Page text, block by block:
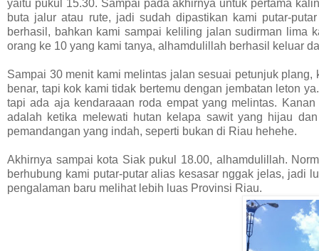
yaitu pukul 15.30. Sampai pada akhirnya untuk pertama
buta jalur atau rute, jadi sudah dipastikan kami putar-
berhasil, bahkan kami sampai keliling jalan sudirman lima
orang ke 10 yang kami tanya, alhamdulillah berhasil keluar
Sampai 30 menit kami melintas jalan sesuai petunjuk
benar, tapi kok kami tidak bertemu dengan jembatan leton
tapi ada aja kendaraaan roda empat yang melintas.
adalah ketika melewati hutan kelapa sawit yang hijau
pemandangan yang indah, seperti bukan di Riau hehehe.
Akhirnya sampai kota Siak pukul 18.00, alhamdulillah.
berhubung kami putar-putar alias kesasar nggak jelas, jadi
pengalaman baru melihat lebih luas Provinsi Riau.